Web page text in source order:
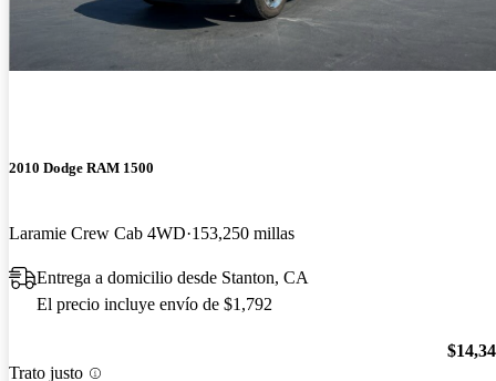
2010 Dodge RAM 1500
Laramie Crew Cab 4WD 153,250 millas
Entrega a domicilio desde Stanton, CA
El precio incluye envío de $1,792
Trato justo